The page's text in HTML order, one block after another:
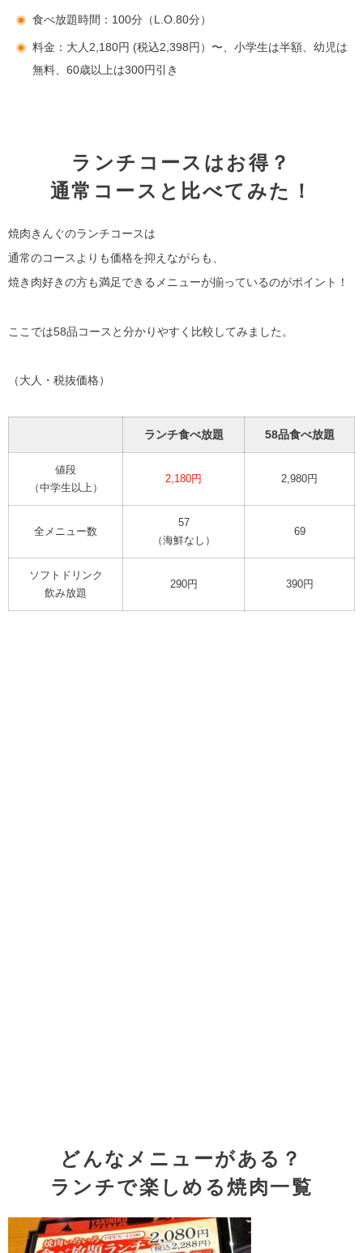
食べ放題時間：100分（L.O.80分）
料金：大人2,180円 (税込2,398円）〜、小学生は半額、幼児は
無料、60歳以上は300円引き
ランチコースはお得？
通常コースと比べてみた！
焼肉きんぐのランチコースは
通常のコースよりも価格を抑えながらも、
焼き肉好きの方も満足できるメニューが揃っているのがポイント！
ここでは58品コースと分かりやすく比較してみました。
（大人・税抜価格）
ランチ食べ放題 58品食べ放題
値段
（中学生以上）
2,180円 2,980円
全メニュー数
57
（海鮮なし）
69
ソフトドリンク
飲み放題
290円 390円
どんなメニューがある？
ランチで楽しめる焼肉一覧